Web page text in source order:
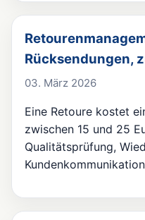
Rücksendungen,
03. März 2026
Eine Retoure kostet
zwischen 15 und 25
Qualitätsprüfung,